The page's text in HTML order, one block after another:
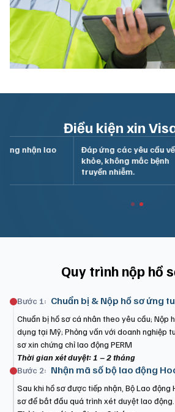
Điều kiện xin
nhận lao
Đáp ứng các yêu cầu
khỏe, không mắc bệnh
truyền nhiễm.
Quy trình nộp hồ
Bước 1: Chuẩn bị & Nộp hồ sơ ứng
Chuẩn bị hồ sơ cá nhân theo yêu cầu; Nộp
dụng tại Mỹ; Phỏng vấn với doanh nghiệp
sơ xin chứng chỉ lao động PERM
Thời gian xét duyệt: 1 – 2 tháng
Bước 2: Nhận mã số bộ lao động
Sau khi hồ sơ được tiếp nhận, Bộ Lao động
sơ để bắt đầu quá trình xét duyệt lao động.